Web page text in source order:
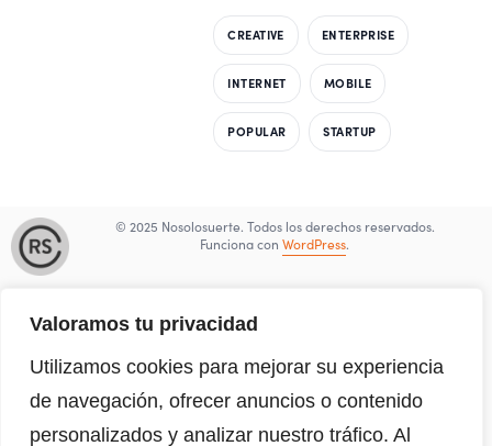
Valoramos tu privacidad
Utilizamos cookies para mejorar su experiencia
de navegación, ofrecer anuncios o contenido
personalizados y analizar nuestro tráfico. Al
CREATIVE ENTERPRISE
INTERNET MOBILE
POPULAR STARTUP
© 2025 Nosolosuerte. Todos los derechos reservados.
Funciona conWordPress.
Política de Privacidad Política de Cookies